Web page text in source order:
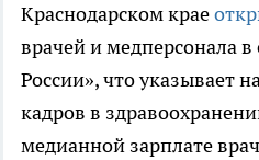
Краснодарском крае
врачей и медперсонала в
России», что указывает
кадров в
медианной зарплате